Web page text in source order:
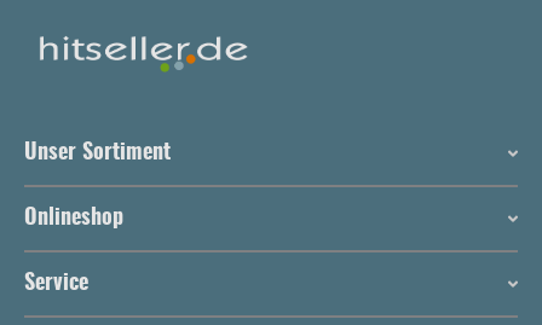
Unser Sortiment
Onlineshop
Service